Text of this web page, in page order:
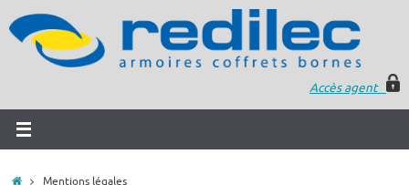
Accès agent
Mentions légales